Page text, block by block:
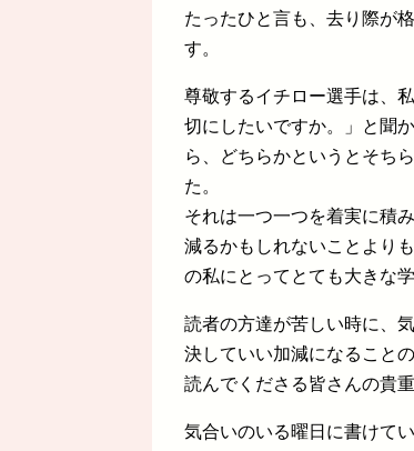
たったひと言も、去り際が
す。
尊敬するイチロー選手は、
切にしたいですか。」と聞
ら、どちらかというとそち
た。
それは一つ一つを着実に積
減るかもしれないことより
の私にとってとても大きな
読者の方達が苦しい時に、
決していい加減になること
読んでくださる皆さんの貴
気合いのいる曜日に書けて